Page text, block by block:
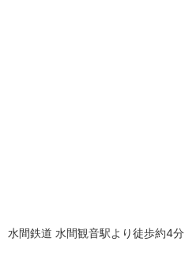
水間鉄道 水間観音駅より徒歩約4分